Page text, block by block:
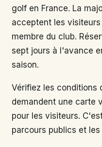
golf en France. La
acceptent les
membre du club.
sept jours à l'avance
saison.
Vérifiez les conditions
demandent une carte
pour les visiteurs.
parcours publics et